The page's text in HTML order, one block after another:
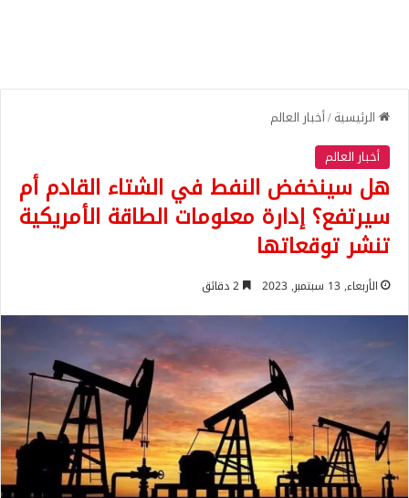
الرئيسية/أخبار العالم
أخبار العالم
هل سينخفض النفط في الشتاء القادم أم
سيرتفع؟ إدارة معلومات الطاقة الأمريكية
تنشر توقعاتها
الأربعاء, 13 سبتمبر, 2023